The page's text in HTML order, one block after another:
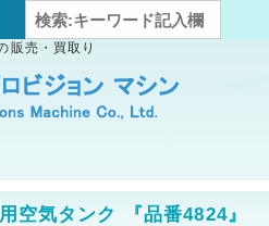
販売・買取り
空気タンク 『品番4824』